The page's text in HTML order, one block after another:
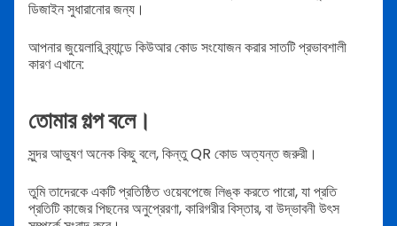
ডিজাইন সুধারানোর জন্য।
আপনার জুয়েলারি ব্র্যান্ডে কিউআর কোড সংযোজন করার সাতটি প্রভাবশালী
কারণ এখানে:
তোমার গল্প বলে।
সুন্দর আভুষণ অনেক কিছু বলে, কিন্তু QR কোড অত্যন্ত জরুরী।
তুমি তাদেরকে একটি প্রতিষ্ঠিত ওয়েবপেজে লিঙ্ক করতে পারো, যা প্রতি
প্রতিটি কাজের পিছনের অনুপ্রেরণা, কারিগরীর বিস্তার, বা উদ্ভাবনী উৎস